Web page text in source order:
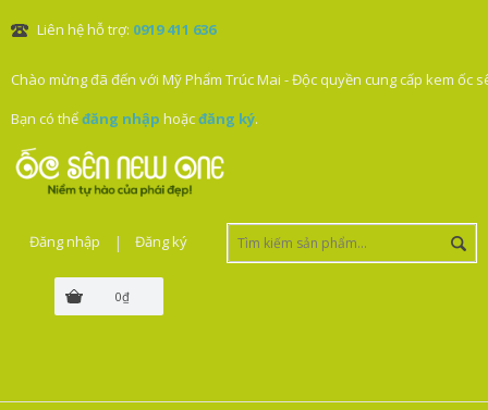
Liên hệ hỗ trợ: 0919 411 636
Chào mừng đã đến với Mỹ Phẩm Trúc Mai - Độc quyền cung cấp kem ốc
Bạn có thểđăng nhập hoặcđăng ký.
0₫
Đăng nhập | Đăng ký